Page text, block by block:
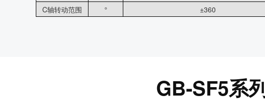
C轴转动范围
° ±360
GB-SF5系